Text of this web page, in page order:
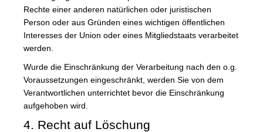
Rechte einer anderen natürlichen oder juristischen
Person oder aus Gründen eines wichtigen öffentlichen
Interesses der Union oder eines Mitgliedstaats verarbeitet
werden.
Wurde die Einschränkung der Verarbeitung nach den o.g.
Voraussetzungen eingeschränkt, werden Sie von dem
Verantwortlichen unterrichtet bevor die Einschränkung
aufgehoben wird.
4. Recht auf Löschung